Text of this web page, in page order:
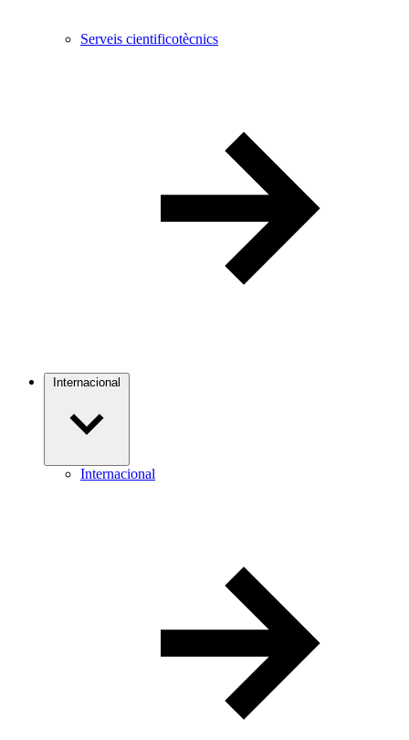
Serveis cientificotècnics
Internacional
Internacional